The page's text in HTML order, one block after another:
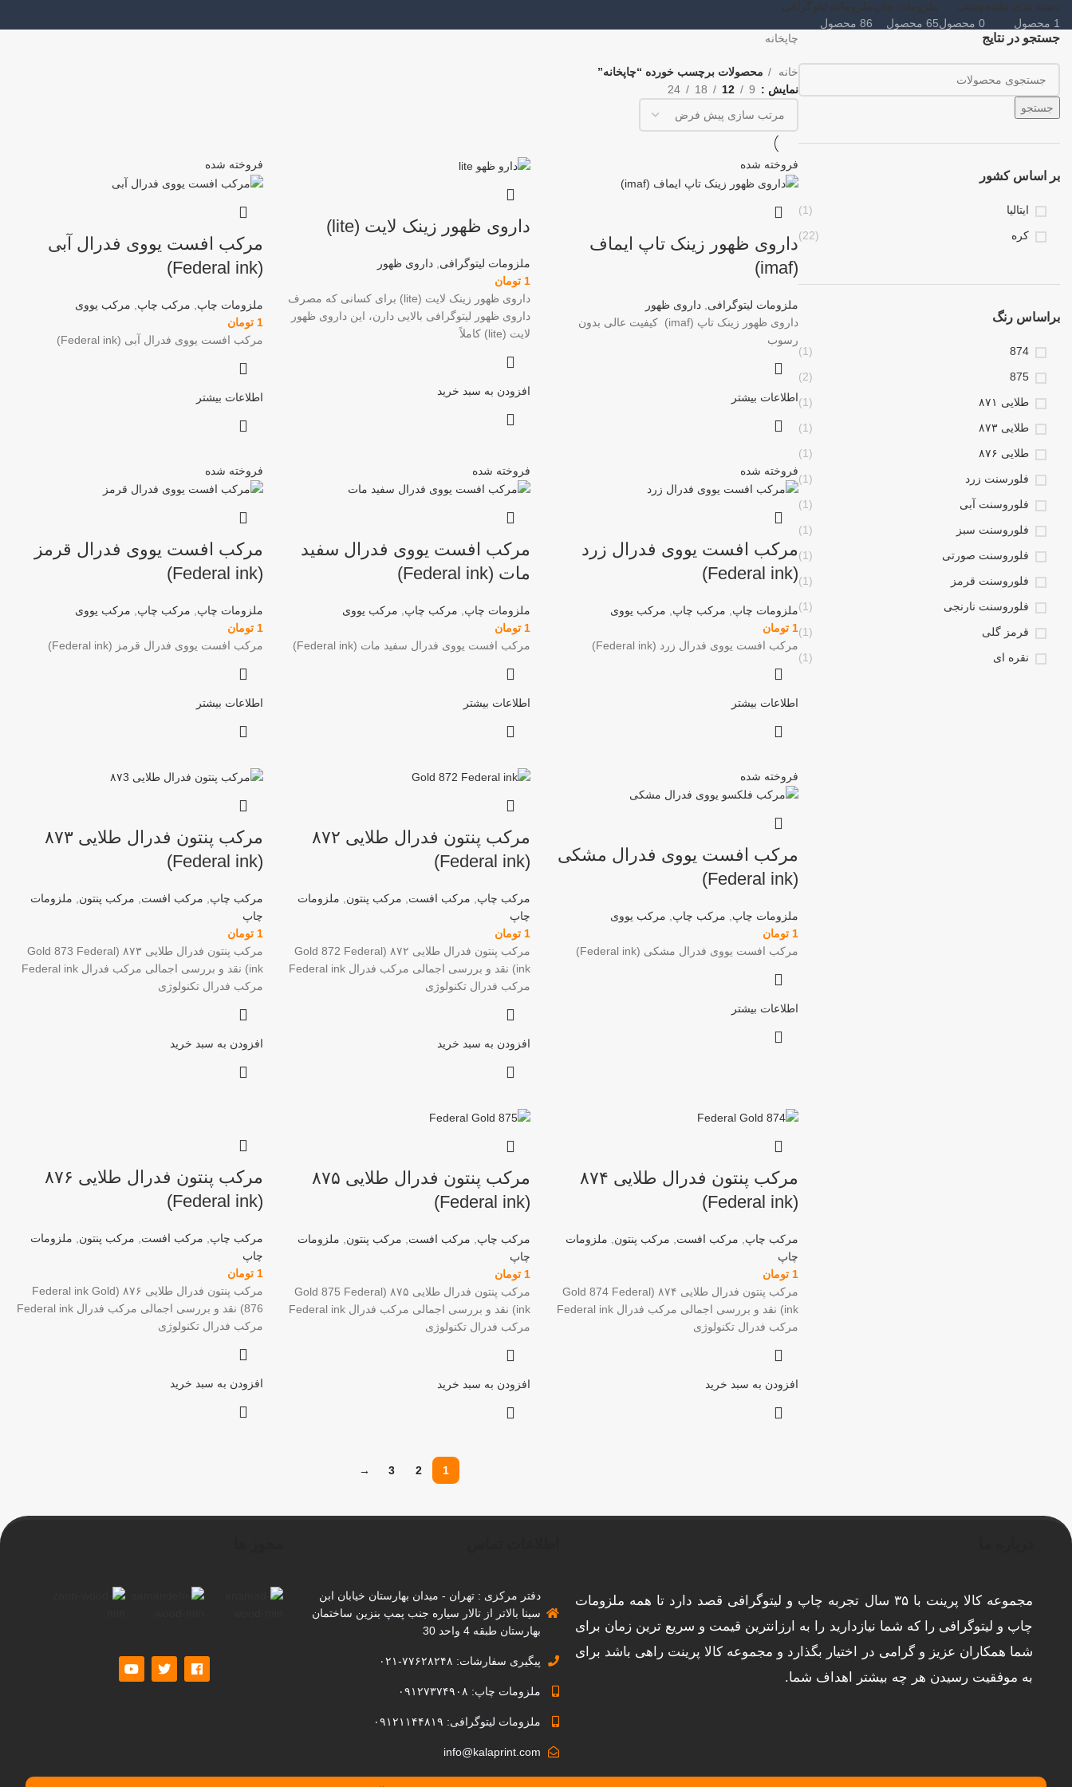
دسته بندی نشده
1 محصول
چسب
0 محصول
ملزومات چاپ
65 محصول
ملزومات لیتوگرافی
86 محصول
جستجو در نتایج
جستجو
بر اساس کشور
ایتالیا
(1)
کره
(22)
براساس رنگ
874
(1)
875
(2)
طلایی ۸۷۱
(1)
طلایی ۸۷۳
(1)
طلایی ۸۷۶
(1)
فلورسنت زرد
(1)
فلوروسنت آبی
(1)
فلوروسنت سبز
(1)
فلوروسنت صورتی
(1)
فلوروسنت قرمز
(1)
فلوروسنت نارنجی
(1)
قرمز گلی
(1)
نقره ای
(1)
چاپخانه
خانه
محصولات برچسب خورده “چاپخانه”
نمایش
9
12
18
24
فروخته شده
داروی ظهور زینک تاپ ایماف
(imaf)
ملزومات لیتوگرافی ,داروی ظهور
داروی ظهور زینک تاپ (imaf) کیفیت عالی بدون
رسوب
اطلاعات بیشتر
داروی ظهور زینک لایت (lite)
ملزومات لیتوگرافی داروی ظهور
1 تومان
داروی ظهور زینک لایت (lite) برای کسانی که مصرف
داروی ظهور لیتوگرافی بالایی دارن، این داروی ظهور
لایت (lite) کاملاً
افزودن به سبد خرید
فروخته شده
مرکب افست یووی فدرال آبی
(Federal ink)
ملزومات چاپ مرکب چاپ
مرکب یووی
1 تومان
مرکب افست یووی فدرال آبی (Federal ink)
اطلاعات بیشتر
فروخته شده
مرکب افست یووی فدرال زرد
(Federal ink)
ملزومات چاپ مرکب چاپ
مرکب یووی
1 تومان
مرکب افست یووی فدرال زرد (Federal ink)
اطلاعات بیشتر
فروخته شده
مرکب افست یووی فدرال سفید
مات (Federal ink)
ملزومات چاپ مرکب چاپ
مرکب یووی
1 تومان
مرکب افست یووی فدرال سفید مات (Federal ink)
اطلاعات بیشتر
فروخته شده
مرکب افست یووی فدرال قرمز
(Federal ink)
ملزومات چاپ مرکب چاپ
مرکب یووی
1 تومان
مرکب افست یووی فدرال قرمز (Federal ink)
اطلاعات بیشتر
فروخته شده
مرکب افست یووی فدرال مشکی
(Federal ink)
ملزومات چاپ مرکب چاپ
مرکب یووی
1 تومان
مرکب افست یووی فدرال مشکی (Federal ink)
اطلاعات بیشتر
مرکب پنتون فدرال طلایی ۸۷۲
(Federal ink)
مرکب چاپ مرکب افست مرکب پنتون
ملزومات
چاپ
1 تومان
مرکب پنتون فدرال طلایی ۸۷۲ (Gold 872 Federal
ink) نقد و بررسی اجمالی مرکب فدرال Federal ink
مرکب فدرال تکنولوژی
افزودن به سبد خرید
مرکب پنتون فدرال طلایی ۸۷۳
(Federal ink)
مرکب چاپ مرکب افست مرکب پنتون
ملزومات
چاپ
1 تومان
مرکب پنتون فدرال طلایی ۸۷۳ (Gold 873 Federal
ink) نقد و بررسی اجمالی مرکب فدرال Federal ink
مرکب فدرال تکنولوژی
افزودن به سبد خرید
مرکب پنتون فدرال طلایی ۸۷۴
(Federal ink)
مرکب چاپ, مرکب افست, مرکب پنتون, ملزومات
چاپ
1 تومان
مرکب پنتون فدرال طلایی ۸۷۴ (Gold 874 Federal
ink) نقد و بررسی اجمالی مرکب فدرال Federal ink
مرکب فدرال تکنولوژی
افزودن به سبد خرید
مرکب پنتون فدرال طلایی ۸۷۵
(Federal ink)
مرکب چاپ, مرکب افست, مرکب پنتون, ملزومات
چاپ
1 تومان
مرکب پنتون فدرال طلایی ۸۷۵ (Gold 875 Federal
ink) نقد و بررسی اجمالی مرکب فدرال Federal ink
مرکب فدرال تکنولوژی
افزودن به سبد خرید
مرکب پنتون فدرال طلایی ۸۷۶
(Federal ink)
مرکب چاپ مرکب افست مرکب پنتون
ملزومات
چاپ
1 تومان
مرکب پنتون فدرال طلایی ۸۷۶ (Federal ink Gold
876) نقد و بررسی اجمالی مرکب فدرال Federal ink
مرکب فدرال تکنولوژی
افزودن به سبد خرید
1
2
3
→
مجموعه کالا پرینت با ۳۵ سال تجربه چاپ و لیتوگرافی قصد دارد تا همه ملزومات
چاپ و لیتوگرافی را که شما نیازدارید را به ارزانترین قیمت و سریع ترین زمان برای
شما همکاران عزیز و گرامی در اختیار بگذارد و مجموعه کالا پرینت راهی باشد برای
به موفقیت رسیدن هر چه بیشتر اهداف شما.
دفتر مرکزی : تهران - میدان بهارستان خیابان ابن
سینا بالاتر از تالار سیاره جنب پمپ بنزین ساختمان
بهارستان طبقه 4 واحد 30
پیگیری سفارشات: ۷۷۶۲۸۲۴۸-۰۲۱
ملزومات چاپ: ۰۹۱۲۷۳۷۴۹۰۸
ملزومات لیتوگرافی: ۰۹۱۲۱۱۴۴۸۱۹
info@kalaprint.com